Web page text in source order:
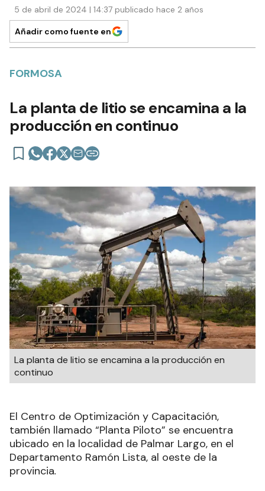
5 de abril de 2024 | 14:37 publicado hace 2 años
Añadir como fuente en
FORMOSA
La planta de litio se encamina a la
producción en continuo
La planta de litio se encamina a la producción en
continuo
El Centro de Optimización y Capacitación,
también llamado “Planta Piloto” se encuentra
ubicado en la localidad de Palmar Largo, en el
Departamento Ramón Lista, al oeste de la
provincia.